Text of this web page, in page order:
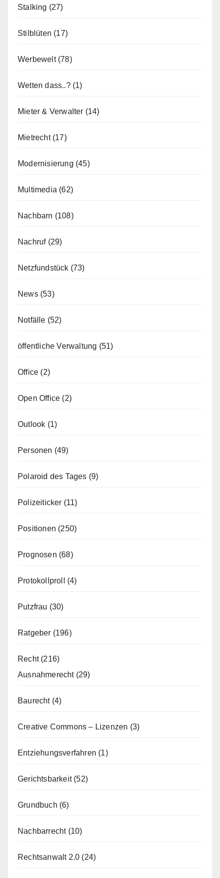
Stalking (27)
Stilblüten (17)
Werbewelt(78)
Wetten dass..?(1)
Mieter & Verwalter (14)
Mietrecht(17)
Modernisierung (45)
Multimedia (62)
Nachbarn (108)
Nachruf(29)
Netzfundstück (73)
News(53)
Notfälle (52)
öffentliche Verwaltung (51)
Office (2)
Open Office (2)
Outlook (1)
Personen (49)
Polaroid des Tages (9)
Polizeiticker (11)
Positionen (250)
Prognosen (68)
Protokollproll (4)
Putzfrau (30)
Ratgeber (196)
Recht(216)
Ausnahmerecht(29)
Baurecht(4)
Creative Commons – Lizenzen (3)
Entziehungsverfahren (1)
Gerichtsbarkeit(52)
Grundbuch (6)
Nachbarrecht(10)
Rechtsanwalt 2.0 (24)